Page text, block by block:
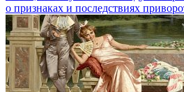
о признаках и последствиях